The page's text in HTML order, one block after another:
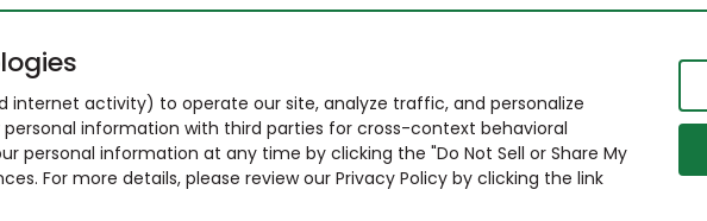
activity) to operate our site, analyze traffic, and personalize
information with third parties for cross-context behavioral
personal information at any time by clicking the "Do Not Sell or Share My
For more details, please review our Privacy Policy by clicking the link